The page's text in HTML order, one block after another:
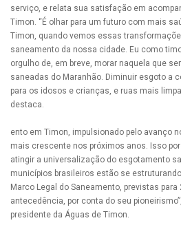
serviço, e relata sua satisfação em
Timon. “É olhar para um futuro com mais
Timon, quando vemos essas
saneamento da nossa cidade. Eu como
orgulho de, em breve, morar naquela que
saneadas do Maranhão. Diminuir esgoto a
para os idosos e crianças, e ruas mais
destaca.
ento em Timon, impulsionado pelo avanço
mais crescente nos próximos anos. Isso
atingir a universalização do esgotamento
municípios brasileiros estão se
Marco Legal do Saneamento, previstas
antecedência, por conta do seu
presidente da Águas de Timon.